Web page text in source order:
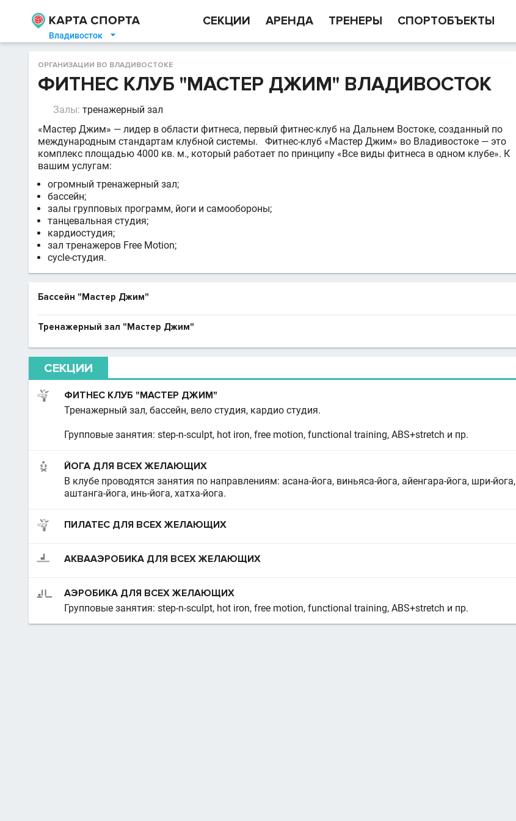
Владивосток 
СЕКЦИИ АРЕНДА ТРЕНЕРЫ СПОРТОБЪЕКТЫ
ОРГАНИЗАЦИИ ВО ВЛАДИВОСТОКЕ
ФИТНЕС КЛУБ "МАСТЕР ДЖИМ" ВЛАДИВОСТОК
Залы: тренажерный зал
«Мастер Джим» — лидер в области фитнеса, первый фитнес-клуб на Дальнем Востоке, созданный по
международным стандартам клубной системы. Фитнес-клуб «Мастер Джим» во Владивостоке — это
комплекс площадью 4000 кв. м., который работает по принципу «Все виды фитнеса в одном клубе». К
вашим услугам:
огромный тренажерный зал;
бассейн;
залы групповых программ, йоги и самообороны;
танцевальная студия;
кардиостудия;
зал тренажеров Free Motion;
cycle-студия.
Бассейн "Мастер Джим"
Тренажерный зал "Мастер Джим"
СЕКЦИИ
ФИТНЕС КЛУБ "МАСТЕР ДЖИМ"
Тренажерный зал, бассейн, вело студия, кардио студия.
Групповые занятия: step-n-sculpt, hot iron, free motion, functional training, ABS+stretch и пр.
ЙОГА ДЛЯ ВСЕХ ЖЕЛАЮЩИХ
В клубе проводятся занятия по направлениям: асана-йога, виньяса-йога, айенгара-йога, шри-йога,
аштанга-йога, инь-йога, хатха-йога.
ПИЛАТЕС ДЛЯ ВСЕХ ЖЕЛАЮЩИХ
АКВААЭРОБИКА ДЛЯ ВСЕХ ЖЕЛАЮЩИХ
АЭРОБИКА ДЛЯ ВСЕХ ЖЕЛАЮЩИХ
Групповые занятия: step-n-sculpt, hot iron, free motion, functional training, ABS+stretch и пр.